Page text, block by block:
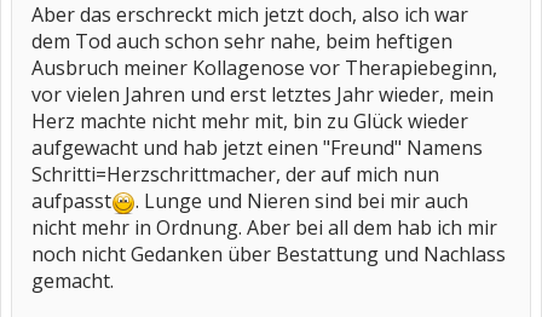
Aber das erschreckt mich jetzt doch, also ich war
dem Tod auch schon sehr nahe, beim heftigen
Ausbruch meiner Kollagenose vor Therapiebeginn,
vor vielen Jahren und erst letztes Jahr wieder, mein
Herz machte nicht mehr mit, bin zu Glück wieder
aufgewacht und hab jetzt einen "Freund" Namens
Schritti=Herzschrittmacher, der auf mich nun
aufpasst
. Lunge und Nieren sind bei mir auch
nicht mehr in Ordnung. Aber bei all dem hab ich mir
noch nicht Gedanken über Bestattung und Nachlass
gemacht.